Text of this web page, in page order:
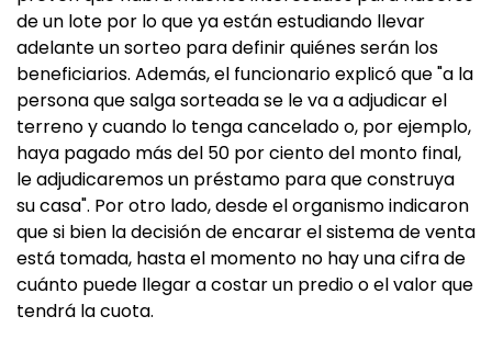
de un lote por lo que ya están estudiando llevar
adelante un sorteo para definir quiénes serán los
beneficiarios. Además, el funcionario explicó que "a la
persona que salga sorteada se le va a adjudicar el
terreno y cuando lo tenga cancelado o, por ejemplo,
haya pagado más del 50 por ciento del monto final,
le adjudicaremos un préstamo para que construya
su casa". Por otro lado, desde el organismo indicaron
que si bien la decisión de encarar el sistema de venta
está tomada, hasta el momento no hay una cifra de
cuánto puede llegar a costar un predio o el valor que
tendrá la cuota.